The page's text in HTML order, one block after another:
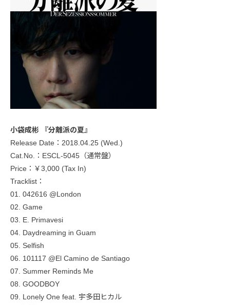
小袋成彬 『分離派の夏』
Release Date：2018.04.25 (Wed.)
Cat.No.：ESCL-5045（通常盤）
Price：￥3,000 (Tax In)
Tracklist：
01. 042616 @London
02. Game
03. E. Primavesi
04. Daydreaming in Guam
05. Selfish
06. 101117 @El Camino de Santiago
07. Summer Reminds Me
08. GOODBOY
09. Lonely One feat. 宇多田ヒカル